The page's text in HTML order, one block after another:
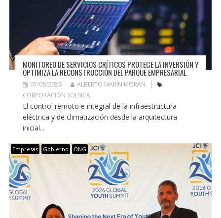
MONITOREO DE SERVICIOS CRÍTICOS PROTEGE LA INVERSIÓN Y
OPTIMIZA LA RECONSTRUCCIÓN DEL PARQUE EMPRESARIAL
07/08/2026
ALBERTO MARÍN MORÁN
CORPORACIÓN SOLSICA
El control remoto e integral de la infraestructura
eléctrica y de climatización desde la arquitectura
inicial...
Empresas Gobierno ONG